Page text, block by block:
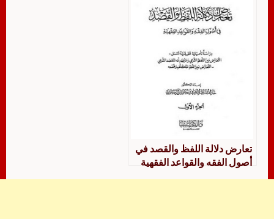
تعارض دلالة اللفظ والقصد في
أصول الفقه والقواعد الفقهية